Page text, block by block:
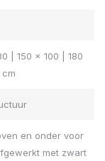
| 150 x 100 | 180
cm
en onder voor
met zwart